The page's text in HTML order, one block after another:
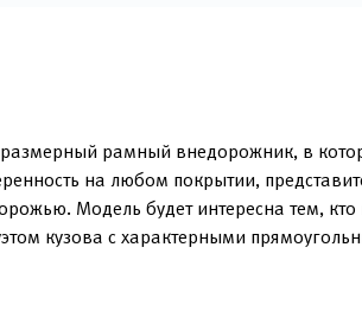
рамный внедорожник, в
на любом покрытии,
Модель будет интересна тем,
кузова с характерными